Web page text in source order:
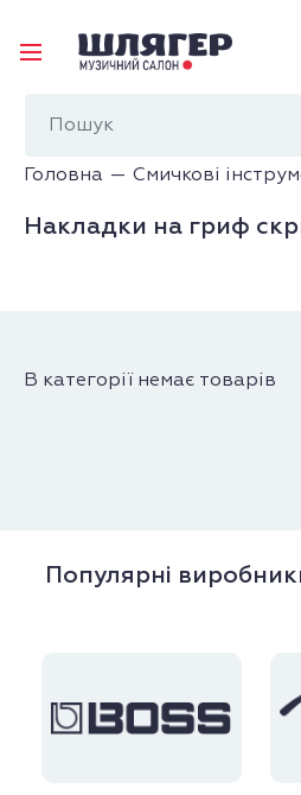
Головна Смичкові
Накладки на гриф
В категорії немає товарів
Популярні